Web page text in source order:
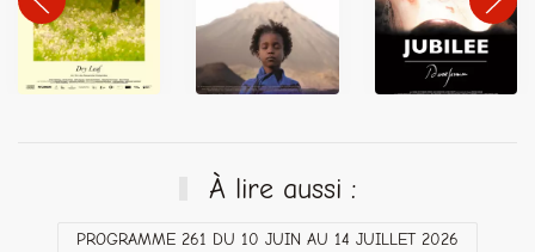
À lire aussi :
PROGRAMME 261 DU 10 JUIN AU 14 JUILLET 2026